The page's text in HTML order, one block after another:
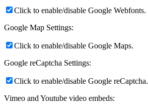
Click to enable/disable Google Webfonts.
Google Map Settings:
Click to enable/disable Google Maps.
Google reCaptcha Settings:
Click to enable/disable Google reCaptcha.
Vimeo and Youtube video embeds: